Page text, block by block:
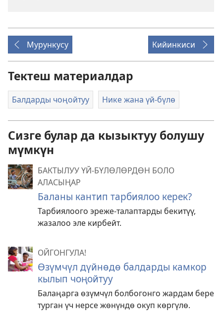
Мурункусу Кийинкиси
Тектеш материалдар
Балдарды чоңойтуу Нике жана үй-бүлө
Сизге булар да кызыктуу болушу
мүмкүн
БАКТЫЛУУ ҮЙ-БҮЛӨЛӨРДӨН БОЛО
АЛАСЫҢАР
Баланы кантип тарбиялоо керек?
Тарбиялоого эреже-талаптарды бекитүү,
жазалоо эле кирбейт.
ОЙГОНГУЛА!
Өзүмчүл дүйнөдө балдарды камкор
кылып чоңойтуу
Балаңарга өзүмчүл болбогонго жардам бере
турган үч нерсе жөнүндө окуп көргүлө.